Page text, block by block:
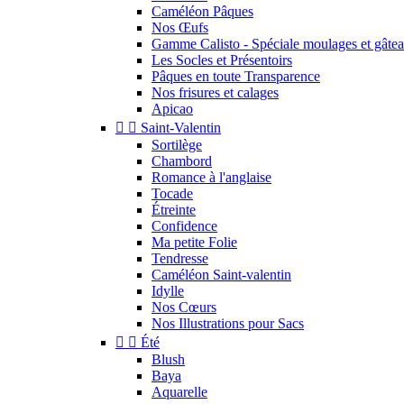
Caméléon Pâques
Nos Œufs
Gamme Calisto - Spéciale moulages et
Les Socles et Présentoirs
Pâques en toute Transparence
Nos frisures et calages
Apicao
  Saint-Valentin
Sortilège
Chambord
Romance à l'anglaise
Tocade
Étreinte
Confidence
Ma petite Folie
Tendresse
Caméléon Saint-valentin
Idylle
Nos Cœurs
Nos Illustrations pour Sacs
  Été
Blush
Baya
Aquarelle